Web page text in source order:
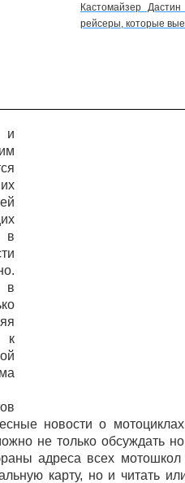
Кастомайзер
рейсеры, которые
и
в
в
к
новости о
не только обсуждать
адреса всех
карту, но и читать